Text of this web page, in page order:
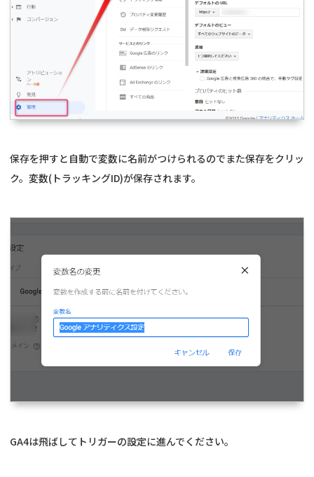
保存を押すと自動で変数に名前がつけられるのでまた保存をクリッ
ク。変数(トラッキングID)が保存されます。
GA4は飛ばしてトリガーの設定に進んでください。